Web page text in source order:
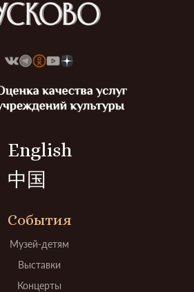
English
中国
События
Музей-детям
Выставки
Концерты